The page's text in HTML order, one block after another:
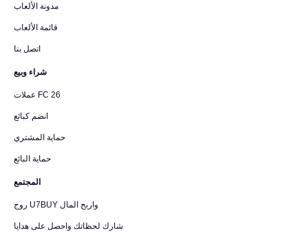
مدونة الألعاب
قائمة الألعاب
اتصل بنا
شراء وبيع
عملات FC 26
انضم كبائع
حماية المشتري
حماية البائع
المجتمع
روج U7BUY واربح المال
شارك لحظاتك واحصل على هدايا